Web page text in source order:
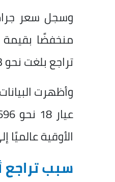
تراجع بلغت نحو 0.3%، وفق بيانات منصة "آي صاغة" لتداول الذهب والمجوهرات.
الأوقية عالميًا إلى نحو
سبب